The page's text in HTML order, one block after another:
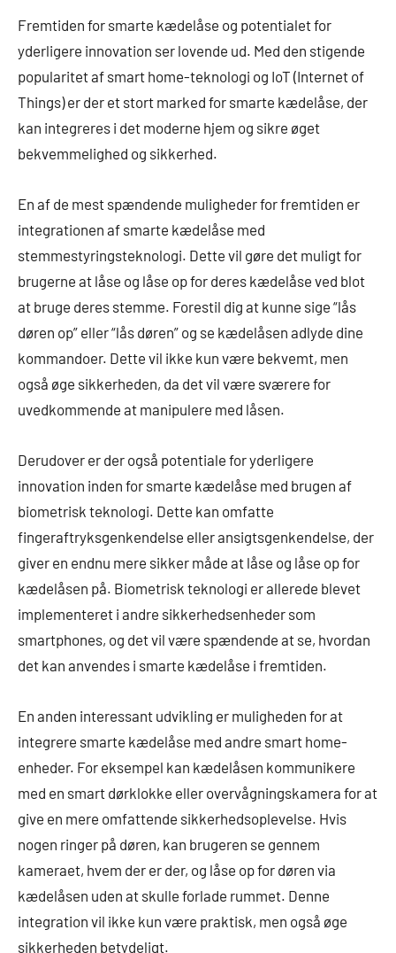
Fremtiden for smarte kædelåse og potentialet for
yderligere innovation ser lovende ud. Med den stigende
popularitet af smart home-teknologi og IoT (Internet of
Things) er der et stort marked for smarte kædelåse, der
kan integreres i det moderne hjem og sikre øget
bekvemmelighed og sikkerhed.
En af de mest spændende muligheder for fremtiden er
integrationen af smarte kædelåse med
stemmestyringsteknologi. Dette vil gøre det muligt for
brugerne at låse og låse op for deres kædelåse ved blot
at bruge deres stemme. Forestil dig at kunne sige “lås
døren op” eller “lås døren” og se kædelåsen adlyde dine
kommandoer. Dette vil ikke kun være bekvemt, men
også øge sikkerheden, da det vil være sværere for
uvedkommende at manipulere med låsen.
Derudover er der også potentiale for yderligere
innovation inden for smarte kædelåse med brugen af
biometrisk teknologi. Dette kan omfatte
fingeraftryksgenkendelse eller ansigtsgenkendelse, der
giver en endnu mere sikker måde at låse og låse op for
kædelåsen på. Biometrisk teknologi er allerede blevet
implementeret i andre sikkerhedsenheder som
smartphones, og det vil være spændende at se, hvordan
det kan anvendes i smarte kædelåse i fremtiden.
En anden interessant udvikling er muligheden for at
integrere smarte kædelåse med andre smart home-
enheder. For eksempel kan kædelåsen kommunikere
med en smart dørklokke eller overvågningskamera for at
give en mere omfattende sikkerhedsoplevelse. Hvis
nogen ringer på døren, kan brugeren se gennem
kameraet, hvem der er der, og låse op for døren via
kædelåsen uden at skulle forlade rummet. Denne
integration vil ikke kun være praktisk, men også øge
sikkerheden betydeligt.